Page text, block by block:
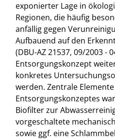
exponierter Lage in
Regionen, die häufig
anfällig gegen
Aufbauend auf den
(DBU-AZ 21537, 09/2003 -
Entsorgungskonzept
konkretes
werden. Zentrale
Entsorgungskonzeptes
Biofilter zur
vorgeschaltete
sowie ggf. eine